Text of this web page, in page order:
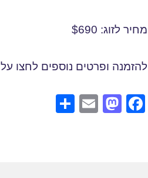
מחיר לזוג: $690
להזמנה ופרטים נוספים לחצו על
F
M
E